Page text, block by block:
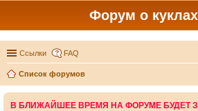
Форум о
Ссылки FAQ
Список форумов
В БЛИЖАЙШЕЕ ВРЕМЯ НА ФОРУМЕ БУДЕТ